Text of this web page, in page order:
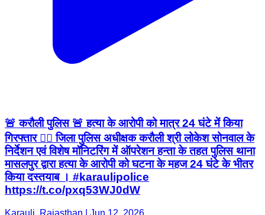
🚨 करौली पुलिस 🚨 हत्या के आरोपी को मात्र 24 घंटे में किया
गिरफ्तार 👮‍♂️ जिला पुलिस अधीक्षक करौली श्री लोकेश सोनवाल के
निर्देशन एवं विशेष मॉनिटरिंग में ऑपरेशन हन्ता के तहत पुलिस थाना
मासलपुर द्वारा हत्या के आरोपी को घटना के महज 24 घंटे के भीतर
किया दस्तयाब । #karaulipolice
https://t.co/pxq53WJ0dW